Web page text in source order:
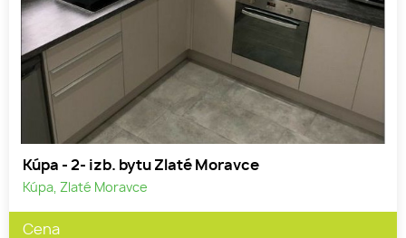
Kúpa - 2- izb. bytu Zlaté Moravce
Kúpa, Zlaté Moravce
Cena